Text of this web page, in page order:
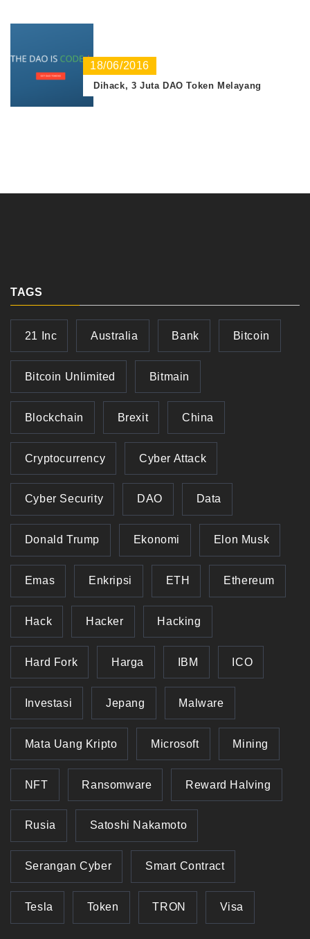
18/06/2016
Dihack, 3 Juta DAO Token Melayang
TAGS
21 Inc Australia Bank Bitcoin
Bitcoin Unlimited Bitmain
Blockchain Brexit China
Cryptocurrency Cyber Attack
Cyber Security DAO Data
Donald Trump Ekonomi Elon Musk
Emas Enkripsi ETH Ethereum
Hack Hacker Hacking
Hard Fork Harga IBM ICO
Investasi Jepang Malware
Mata Uang Kripto Microsoft Mining
NFT Ransomware Reward Halving
Rusia Satoshi Nakamoto
Serangan Cyber Smart Contract
Tesla Token TRON Visa